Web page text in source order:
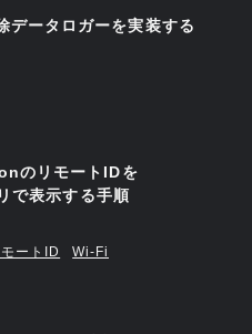
ータロガーを実装する
のリモートIDを
で表示する手順
ートID Wi-Fi